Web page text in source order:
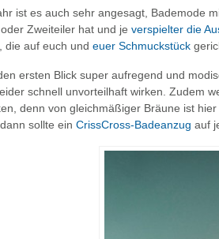
ist es auch sehr angesagt, Bademode
Zweiteiler hat und je verspielter die
die auf euch und euer Schmuckstück
ersten Blick super aufregend und
schnell unvorteilhaft wirken. Zudem
denn von gleichmäßiger Bräune ist
sollte ein CrissCross-Badeanzug auf